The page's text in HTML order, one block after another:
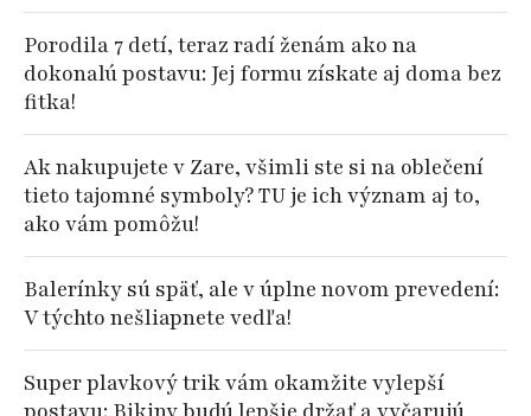
Porodila 7 detí, teraz radí ženám ako na
dokonalú postavu: Jej formu získate aj doma bez
fitka!
Ak nakupujete v Zare, všimli ste si na oblečení
tieto tajomné symboly? TU je ich význam aj to,
ako vám pomôžu!
Balerínky sú späť, ale v úplne novom prevedení:
V týchto nešliapnete vedľa!
Super plavkový trik vám okamžite vylepší